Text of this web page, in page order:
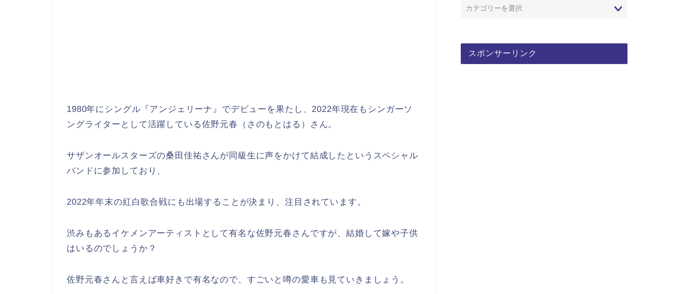
1980年にシングル『アンジェリーナ』でデビュー を果たし、2022年現在も シンガーソ
ングライターとして活躍している佐野元春（さのもとはる）
さん。
サザンオールスターズの桑田佳祐さんが同級生に声をかけて結成したという スペシャル
バンドに参加 しており、
2022年年末の紅白歌合戦にも出場することが決まり、注目されています。
渋みもあるイケメンアーティストとして有名な佐野元春さんですが、結婚して嫁や子供
はいるのでしょうか？
佐野元春さんと言えば車好きで有名なので、 すごいと噂の愛車も見ていきましょう。
スポンサーリンク